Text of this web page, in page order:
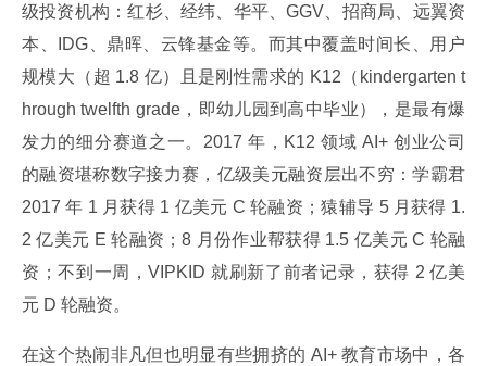
级投资机构：红杉、经纬、华平、GGV、招商局、远翼资
本、IDG、鼎晖、云锋基金等。而其中覆盖时间长、用户
规模大（超 1.8 亿）且是刚性需求的 K12（kindergarten t
hrough twelfth grade，即幼儿园到高中毕业），是最有爆
发力的细分赛道之一。2017 年，K12 领域 AI+ 创业公司
的融资堪称数字接力赛，亿级美元融资层出不穷：学霸君
2017 年 1 月获得 1 亿美元 C 轮融资；猿辅导 5 月获得 1.
2 亿美元 E 轮融资；8 月份作业帮获得 1.5 亿美元 C 轮融
资；不到一周，VIPKID 就刷新了前者记录，获得 2 亿美
元 D 轮融资。
在这个热闹非凡但也明显有些拥挤的 AI+ 教育市场中，各